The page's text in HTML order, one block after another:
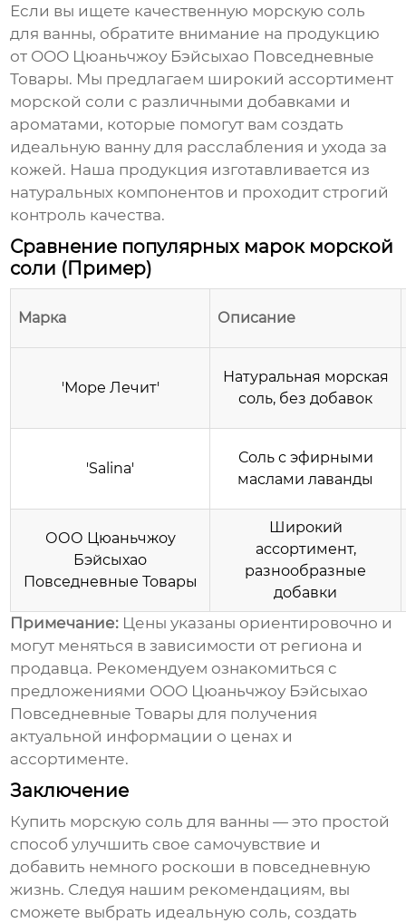
Если вы ищете качественную морскую соль
для ванны, обратите внимание на продукцию
от ООО Цюаньчжоу Бэйсыхао Повседневные
Товары. Мы предлагаем широкий ассортимент
морской соли с различными добавками и
ароматами, которые помогут вам создать
идеальную ванну для расслабления и ухода за
кожей. Наша продукция изготавливается из
натуральных компонентов и проходит строгий
контроль качества.
Сравнение популярных марок морской
соли (Пример)
Марка Описание
'Море Лечит'
Натуральная морская
соль, без добавок
'Salina'
Соль с эфирными
маслами лаванды
ООО Цюаньчжоу
Бэйсыхао
Повседневные Товары
Широкий
ассортимент,
разнообразные
добавки
Примечание: Цены указаны ориентировочно и
могут меняться в зависимости от региона и
продавца. Рекомендуем ознакомиться с
предложениями ООО Цюаньчжоу Бэйсыхао
Повседневные Товары для получения
актуальной информации о ценах и
ассортименте.
Заключение
Купить морскую соль для ванны — это простой
способ улучшить свое самочувствие и
добавить немного роскоши в повседневную
жизнь. Следуя нашим рекомендациям, вы
сможете выбрать идеальную соль, создать